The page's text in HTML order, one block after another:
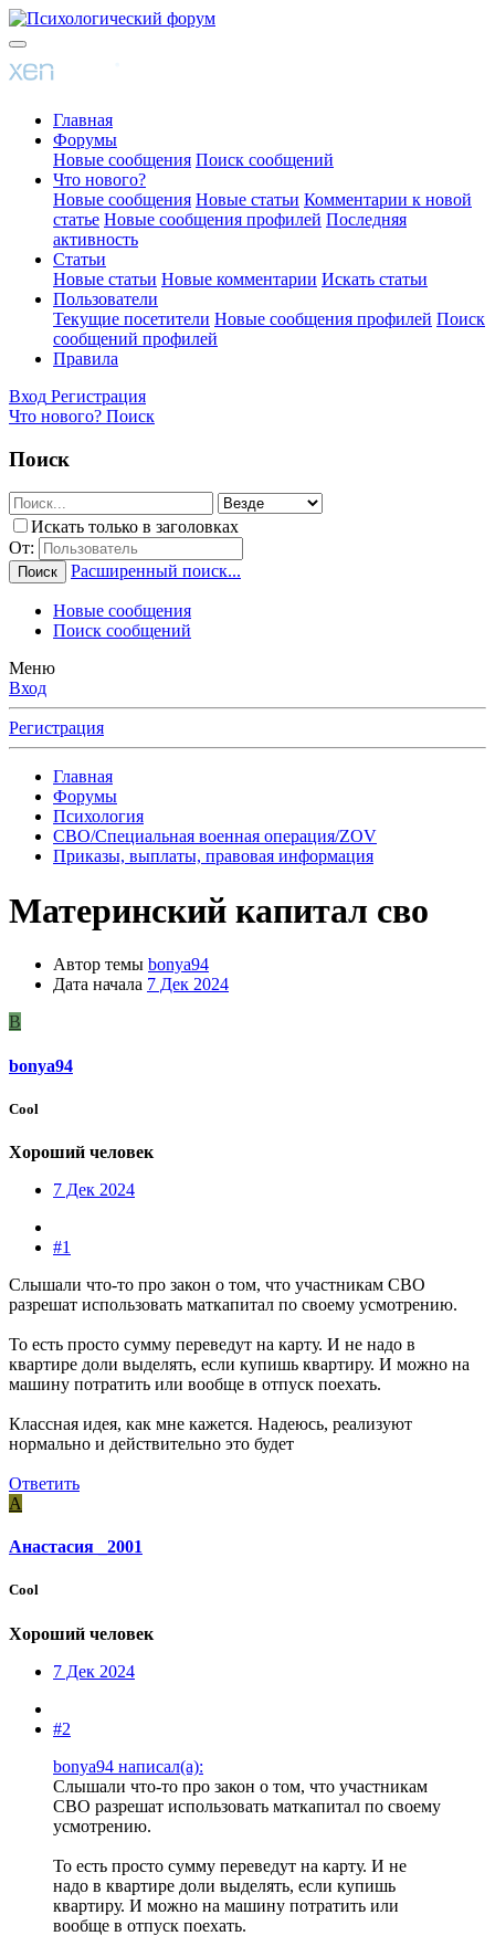
Главная
Форумы
Новые сообщения Поиск сообщений
Что нового?
Новые сообщения Новые статьи Комментарии к новой
статье Новые сообщения профилей Последняя
активность
Статьи
Новые статьи Новые комментарии Искать статьи
Пользователи
Текущие посетители Новые сообщения профилей Поиск
сообщений профилей
Правила
Вход Регистрация
Что нового? Поиск
Поиск
Искать только в заголовках
От:
Поиск Расширенный поиск...
Новые сообщения
Поиск сообщений
Меню
Вход
Регистрация
Главная
Форумы
Психология
СВО/Специальная военная операция/ZOV
Приказы, выплаты, правовая информация
Материнский капитал сво
Автор темы bonya94
Дата начала 7 Дек 2024
B
bonya94
Cool
Хороший человек
7 Дек 2024
#1
Слышали что-то про закон о том, что участникам СВО
разрешат использовать маткапитал по своему усмотрению.
То есть просто сумму переведут на карту. И не надо в
квартире доли выделять, если купишь квартиру. И можно на
машину потратить или вообще в отпуск поехать.
Классная идея, как мне кажется. Надеюсь, реализуют
нормально и действительно это будет
Ответить
А
Анастасия _2001
Cool
Хороший человек
7 Дек 2024
#2
bonya94 написал(а):
Слышали что-то про закон о том, что участникам
СВО разрешат использовать маткапитал по своему
усмотрению.
То есть просто сумму переведут на карту. И не
надо в квартире доли выделять, если купишь
квартиру. И можно на машину потратить или
вообще в отпуск поехать.